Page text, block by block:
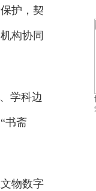
护，契
构协同
学科边
书斋
物数字